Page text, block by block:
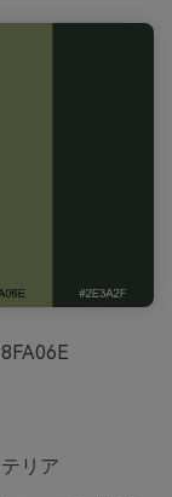
リア